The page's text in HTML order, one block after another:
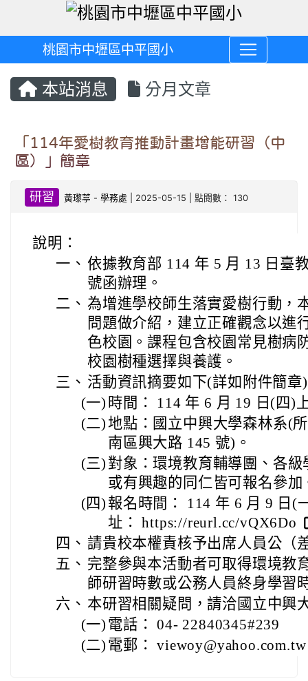
桃園市中壢區中平國小
本站消息 分月文章
「114年愛樹教育推動計畫增能研習（中
區）」簡章
研習 黃瓈葶 -學務處 | 2025-05-15 | 點閱數： 130
說明：
一、 依據教育部 114 年 5 月 13 日臺
號函辦理。
二、 為增進學校師生落實愛樹行動，
問題做介紹，建立正確觀念以進
色校園。課程包含校園常見樹病
校園樹種選擇與養護。
三、 活動資訊摘要如下(詳如附件簡章
(一) 時間： 114 年 6 月 19 日(四)
(二)地點：國立中興大學森林系(
南區興大路 145 號)。
(三) 對象：環境教育輔導團、各
或有興趣的同仁皆可報名參加
(四) 報名時間： 114 年 6 月 9 日(
址： https://reurl.cc/vQX6Do
四、 請貴校本權責核予出席人員公（
五、 完整參與本活動者可取得環境教
師研習時數或公務人員終身學習
六、 本研習相關疑問，請洽國立中興
(一) 電話： 04- 22840345#239
(二) 電郵： viewoy@yahoo.com.tw